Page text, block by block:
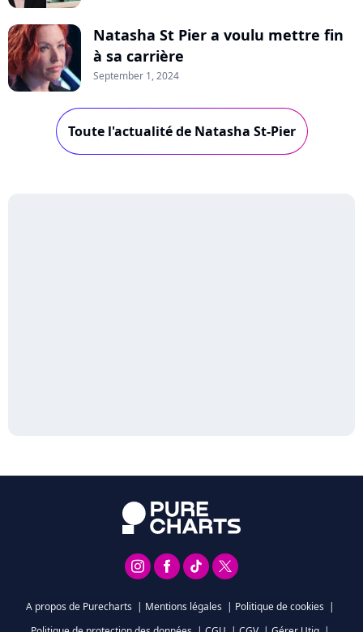
Natasha St Pier a voulu mettre fin
à sa carrière
September 1, 2024
Toute l'actualité de Natasha St-Pier
A propos de Purecharts | Mentions légales | Politique de cookies |